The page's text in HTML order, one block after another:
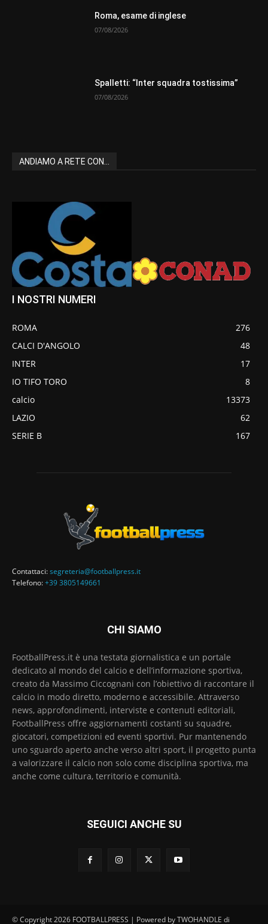
Roma, esame di inglese
07/08/2026
Spalletti: “Inter squadra tostissima”
07/08/2026
ANDIAMO A RETE CON...
I NOSTRI NUMERI
ROMA
276
CALCI D'ANGOLO
48
INTER
17
IO TIFO TORO
8
calcio
13373
LAZIO
62
SERIE B
167
Contattaci:segreteria@footballpress.it
Telefono:+39 3805149661
CHI SIAMO
FootballPress.it è una testata giornalistica e un portale
dedicato al mondo del calcio e dell’informazione sportiva,
creato da Massimo Ciccognani con l’obiettivo di raccontare il
calcio in modo diretto, moderno e accessibile. Attraverso
news, approfondimenti, interviste e contenuti editoriali,
FootballPress offre aggiornamenti costanti su squadre,
giocatori, competizioni ed eventi sportivi. Pur mantenendo
uno sguardo aperto anche verso altri sport, il progetto punta
a valorizzare il calcio non solo come disciplina sportiva, ma
anche come cultura, territorio e comunità.
SEGUICI ANCHE SU
© Copyright 2026 FOOTBALLPRESS | Powered by TWOHANDLE di